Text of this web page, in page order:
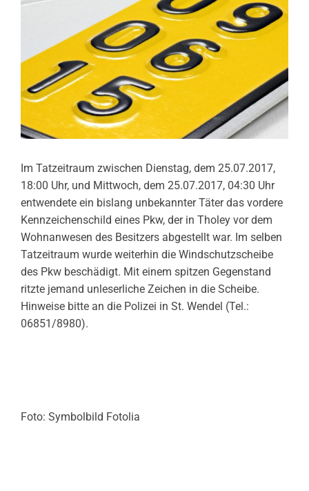
Im Tatzeitraum zwischen Dienstag, dem 25.07.2017,
18:00 Uhr, und Mittwoch, dem 25.07.2017, 04:30 Uhr
entwendete ein bislang unbekannter Täter das vordere
Kennzeichenschild eines Pkw, der in Tholey vor dem
Wohnanwesen des Besitzers abgestellt war. Im selben
Tatzeitraum wurde weiterhin die Windschutzscheibe
des Pkw beschädigt. Mit einem spitzen Gegenstand
ritzte jemand unleserliche Zeichen in die Scheibe.
Hinweise bitte an die Polizei in St. Wendel (Tel.:
06851/8980).
Foto: Symbolbild Fotolia